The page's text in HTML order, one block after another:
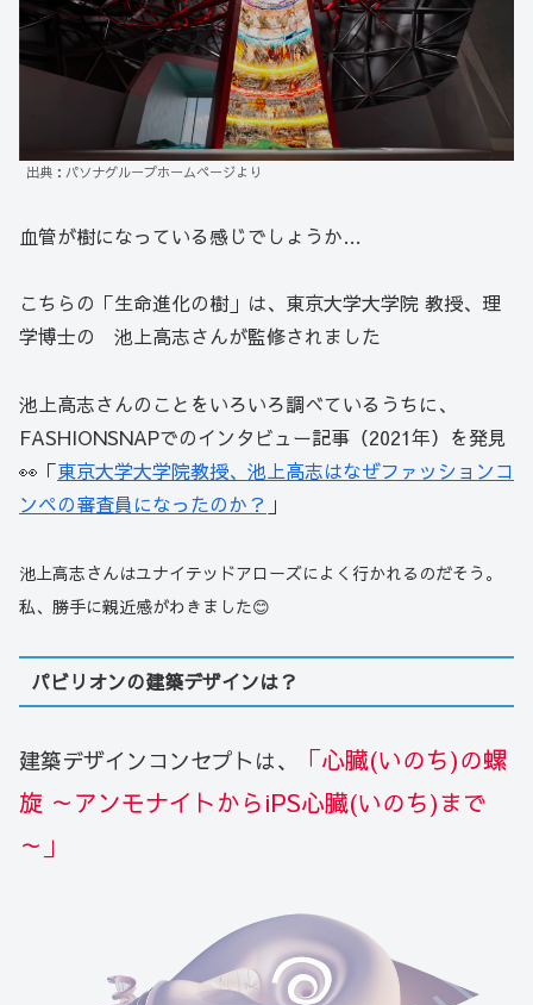
出典：パソナグループホームページより
血管が樹になっている感じでしょうか…
こちらの「生命進化の樹」は、東京大学大学院 教授、理
学博士の 池上高志さんが監修されました
池上高志さんのことをいろいろ調べているうちに、
FASHIONSNAPでのインタビュー記事（2021年）を発見
👀「東京大学大学院教授、池上高志はなぜファッションコ
ンペの審査員になったのか？ 」
池上高志さんはユナイテッドアローズによく行かれるのだそう。
私、勝手に親近感がわきました😊
パビリオンの建築デザインは？
建築デザインコンセプト は、
「心臓(いのち)の螺
旋 ～アンモナイトからiPS心臓(いのち)まで
～」